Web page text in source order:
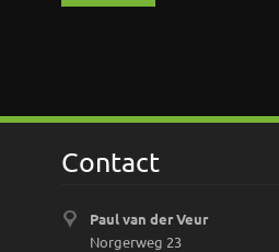
Contact
Paul van der Veur
Norgerweg 23